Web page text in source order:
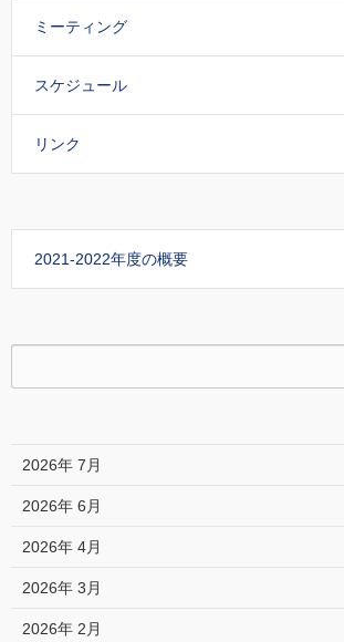
ミーティング
スケジュール
リンク
2021-2022年度の概要
2026年 7月
2026年 6月
2026年 4月
2026年 3月
2026年 2月